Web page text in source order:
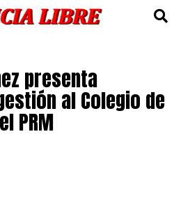
presenta
al Colegio de
PRM